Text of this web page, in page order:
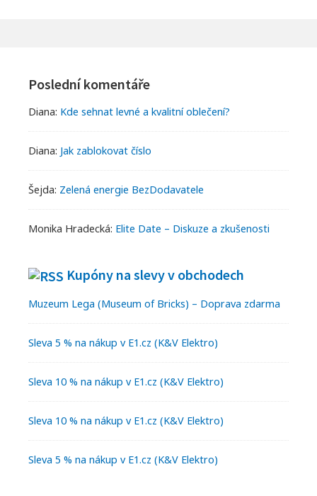
Widgets
Poslední komentáře
Diana: Kde sehnat levné a kvalitní oblečení?
Diana: Jak zablokovat číslo
Šejda: Zelená energie BezDodavatele
Monika Hradecká: Elite Date – Diskuze a zkušenosti
Kupóny na slevy v obchodech
Muzeum Lega (Museum of Bricks) – Doprava zdarma
Sleva 5 % na nákup v E1.cz (K&V Elektro)
Sleva 10 % na nákup v E1.cz (K&V Elektro)
Sleva 10 % na nákup v E1.cz (K&V Elektro)
Sleva 5 % na nákup v E1.cz (K&V Elektro)